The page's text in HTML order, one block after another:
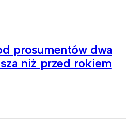
prosumentów dwa
niż przed rokiem